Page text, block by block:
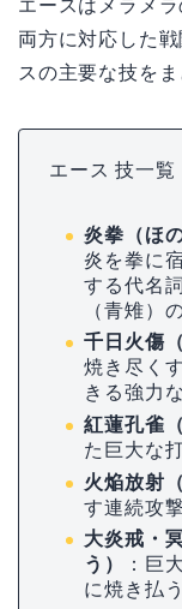
エースはメラメ
両方に対応した
スの主要な技をま
エース 技一覧
炎拳（ほ
炎を拳に
する代名
（青雉）
千日火傷
焼き尽く
きる強力
紅蓮孔雀
た巨大な
火焔放射
す連続攻
大炎戒・
う）
：巨
に焼き払う